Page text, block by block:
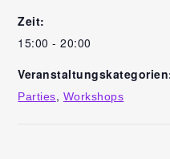
Zeit:
15:00 - 20:00
Parties, Workshops